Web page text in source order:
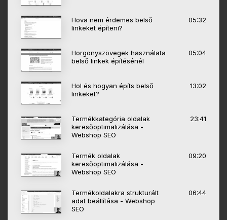
Hova nem érdemes belső
linkeket építeni?
05:32
Horgonyszövegek használata
belső linkek építésénél
05:04
Hol és hogyan építs belső
linkeket?
13:02
Termékkategória oldalak
keresőoptimalizálása -
Webshop SEO
23:41
Termék oldalak
keresőoptimalizálása -
Webshop SEO
09:20
Termékoldalakra strukturált
adat beállítása - Webshop
SEO
06:44